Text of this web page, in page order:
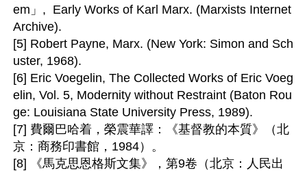
em」,  Early Works of Karl Marx. (Marxists Internet
Archive).
[5] Robert Payne, Marx. (New York: Simon and Sch
uster, 1968).
[6] Eric Voegelin, The Collected Works of Eric Voeg
elin, Vol. 5, Modernity without Restraint (Baton Rou
ge: Louisiana State University Press, 1989).
[7] 費爾巴哈着，榮震華譯：《基督教的本質》（北
京：商務印書館，1984）。
[8] 《馬克思恩格斯文集》，第9卷（北京：人民出